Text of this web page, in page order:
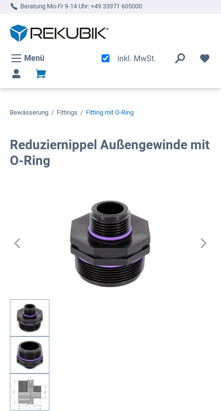
springen
Beratung Mo-Fr 9-14 Uhr: +49 33971 605000
Menü inkl. MwSt.
Bewässerung / Fittings / Fitting mit O-Ring
Reduziernippel Außengewinde mit
O-Ring